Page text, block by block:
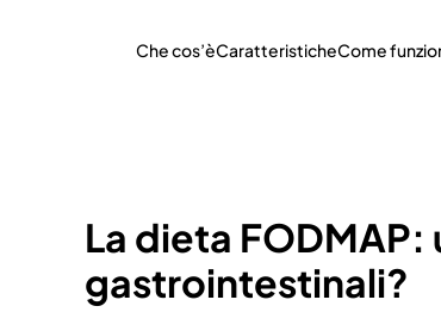
Che cos’èCaratteristicheCome
La dieta
gastrointestinali?